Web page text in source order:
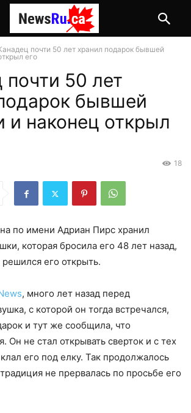
почти 50 лет хранил подарок бывшей
его
почти 50 лет
бывшей
и наконец открыл
18
по имени Адриан Пирс хранил
которая бросила его 48 лет назад,
его открыть.
, много лет назад перед
с которой он тогда встречался,
и тут же сообщила, что
Он не стал открывать сверток и с тех
его под елку. Так продолжалось
не прервалась по просьбе его